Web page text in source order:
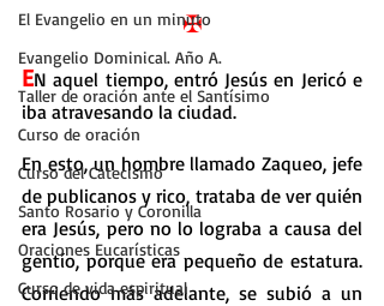
El Evangelio en un minuto
Evangelio Dominical. Año A.
Taller de oración ante el Santísimo
Curso de oración
Curso del Catecismo
Santo Rosario y Coronilla
Oraciones Eucarísticas
Curso de vida espiritual
✠
EN aquel tiempo, entró Jesús en Jericó e
iba atravesando la ciudad.
En esto, un hombre llamado Zaqueo, jefe
de publicanos y rico, trataba de ver quién
era Jesús, pero no lo lograba a causa del
gentío, porque era pequeño de estatura.
Corriendo más adelante, se subió a un